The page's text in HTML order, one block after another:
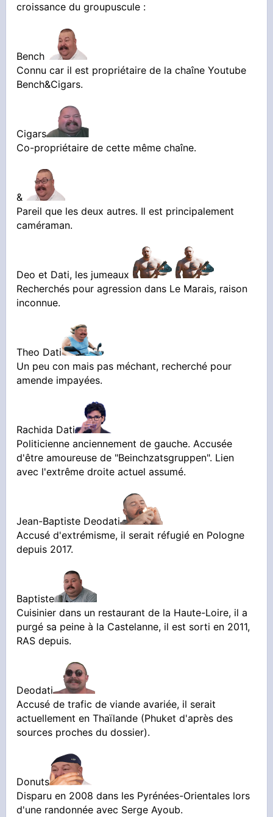
croissance du groupuscule :
Bench
Connu car il est propriétaire de la chaîne Youtube
Bench&Cigars.
Cigars
Co-propriétaire de cette même chaîne.
&
Pareil que les deux autres. Il est principalement
caméraman.
Deo et Dati, les jumeaux
Recherchés pour agression dans Le Marais, raison
inconnue.
Theo Dati
Un peu con mais pas méchant, recherché pour
amende impayées.
Rachida Dati
Politicienne anciennement de gauche. Accusée
d'être amoureuse de "Beinchzatsgruppen". Lien
avec l'extrême droite actuel assumé.
Jean-Baptiste Deodati
Accusé d'extrémisme, il serait réfugié en Pologne
depuis 2017.
Baptiste
Cuisinier dans un restaurant de la Haute-Loire, il a
purgé sa peine à la Castelanne, il est sorti en 2011,
RAS depuis.
Deodati
Accusé de trafic de viande avariée, il serait
actuellement en Thaïlande (Phuket d'après des
sources proches du dossier).
Donuts
Disparu en 2008 dans les Pyrénées-Orientales lors
d'une randonnée avec Serge Ayoub.